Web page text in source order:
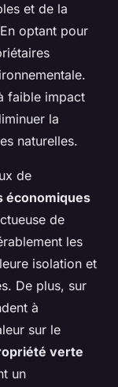
et de la
optant pour
faible impact
la
naturelles.
de
économiques
de
les
isolation et
De plus, sur
à
sur le
verte
un